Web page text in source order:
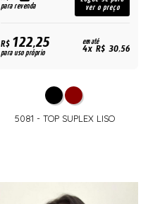
para revenda
ver o preço
R$122,25
para uso próprio
em até
4x R$ 30,56
5081 - TOP SUPLEX LISO